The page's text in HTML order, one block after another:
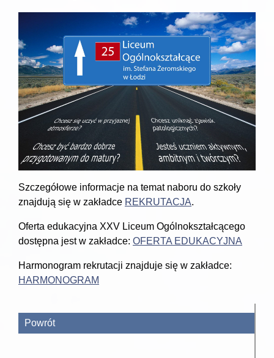
Szczegółowe informacje na temat naboru do szkoły
znajdują się w zakładce REKRUTACJA.
Oferta edukacyjna XXV Liceum Ogólnokształcącego
dostępna jest w zakładce: OFERTA EDUKACYJNA
Harmonogram rekrutacji znajduje się w zakładce:
HARMONOGRAM
Powrót